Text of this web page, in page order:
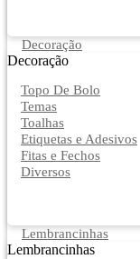
Decoração
Decoração
Topo De Bolo
Temas
Toalhas
Etiquetas e Adesivos
Fitas e Fechos
Diversos
Lembrancinhas
Lembrancinhas